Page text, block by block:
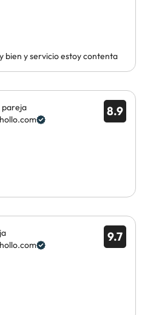
bien y servicio estoy contenta
8.9
pareja
9.7